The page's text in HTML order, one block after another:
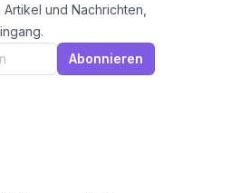
und Nachrichten,
Abonnieren